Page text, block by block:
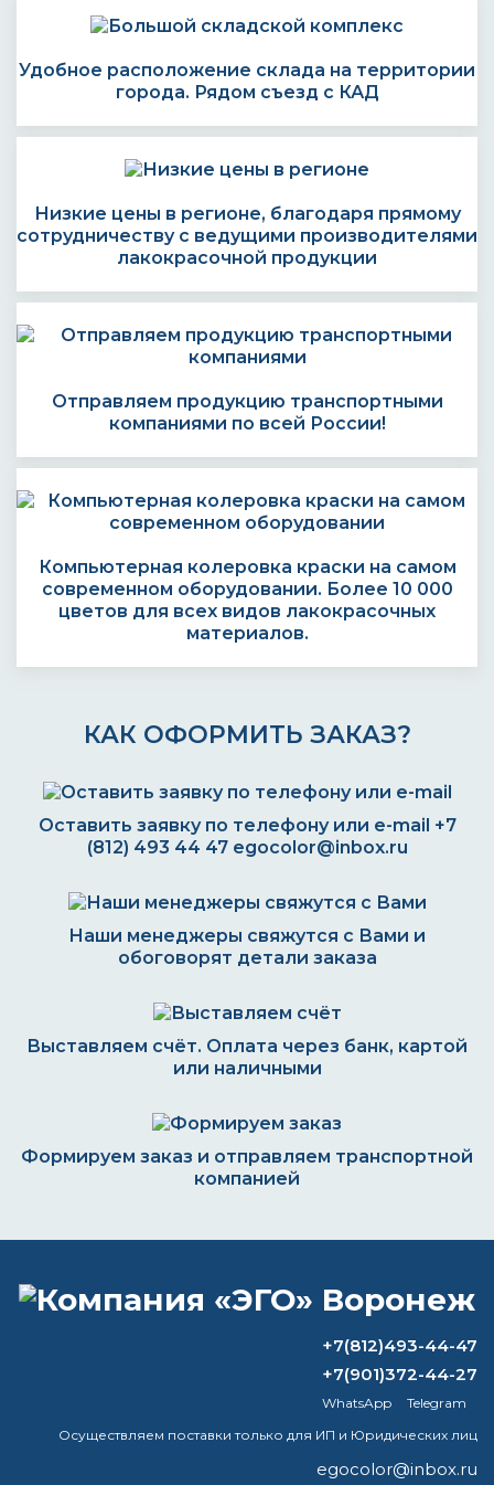
Удобное расположение склада на территории
города. Рядом съезд с КАД
Низкие цены в регионе, благодаря прямому
сотрудничеству с ведущими производителями
лакокрасочной продукции
Отправляем продукцию транспортными
компаниями по всей России!
Компьютерная колеровка краски на самом
современном оборудовании. Более 10 000
цветов для всех видов лакокрасочных
материалов.
КАК ОФОРМИТЬ ЗАКАЗ?
Оставить заявку по телефону или e-mail +7
(812) 493 44 47 egocolor@inbox.ru
Наши менеджеры свяжутся с Вами и
обоговорят детали заказа
Выставляем счёт. Оплата через банк, картой
или наличными
Формируем заказ и отправляем транспортной
компанией
ВОПРОС-ОТВЕТ
Какой растворитель подходит для
Что такое патина на серебре?
Полное время высыхания молотковой
+7(812)493-44-47
+7(901)372-44-27
WhatsApp
Telegram
Осуществляем поставки только для ИП и Юридических лиц
egocolor@inbox.ru